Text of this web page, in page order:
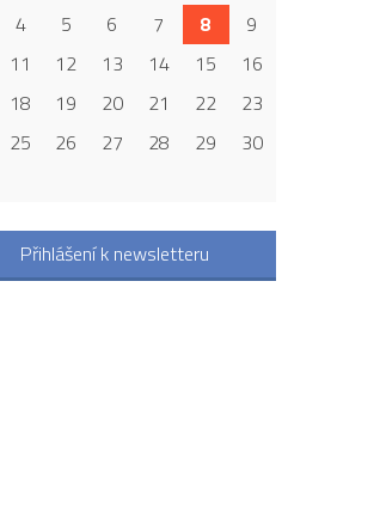
4 5 6 7 8
9
11 12 13 14 15
16
18 19 20 21 22
23
25 26 27 28 29
30
Přihlášení k newsletteru